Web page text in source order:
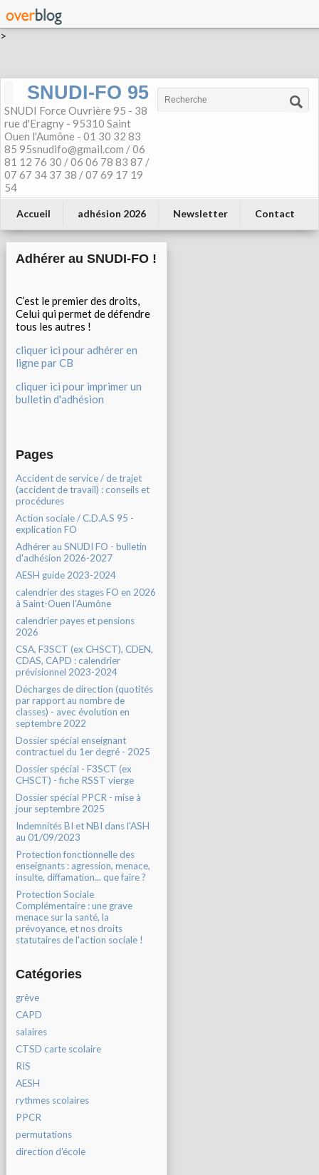
>
SNUDI-FO 95
SNUDI Force Ouvrière 95 - 38
rue d'Eragny - 95310 Saint
Ouen l'Aumône - 01 30 32 83
85 95snudifo@gmail.com / 06
81 12 76 30 / 06 06 78 83 87 /
07 67 34 37 38 / 07 69 17 19
54
Accueil adhésion 2026 Newsletter Contact
Adhérer au SNUDI-FO !
C’est le premier des droits,
Celui qui permet de défendre
tous les autres !
cliquer ici pour adhérer en
ligne par CB
cliquer ici pour imprimer un
bulletin d'adhésion
Pages
Accident de service / de trajet
(accident de travail) : conseils et
procédures
Action sociale / C.D.A.S 95 -
explication FO
Adhérer au SNUDI FO - bulletin
d'adhésion 2026-2027
AESH guide 2023-2024
calendrier des stages FO en 2026
à Saint-Ouen l'Aumône
calendrier payes et pensions
2026
CSA, F3SCT (ex CHSCT), CDEN,
CDAS, CAPD : calendrier
prévisionnel 2023-2024
Décharges de direction (quotités
par rapport au nombre de
classes) - avec évolution en
septembre 2022
Dossier spécial enseignant
contractuel du 1er degré - 2025
Dossier spécial - F3SCT (ex
CHSCT) - fiche RSST vierge
Dossier spécial PPCR - mise à
jour septembre 2025
Indemnités BI et NBI dans l'ASH
au 01/09/2023
Protection fonctionnelle des
enseignants : agression, menace,
insulte, diffamation... que faire ?
Protection Sociale
Complémentaire : une grave
menace sur la santé, la
prévoyance, et nos droits
statutaires de l'action sociale !
Catégories
grève
CAPD
salaires
CTSD carte scolaire
RIS
AESH
rythmes scolaires
PPCR
permutations
direction d'école